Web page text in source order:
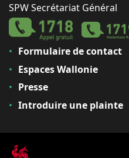
SPW Secrétariat Général
Formulaire de contact
Espaces Wallonie
Presse
Introduire une plainte